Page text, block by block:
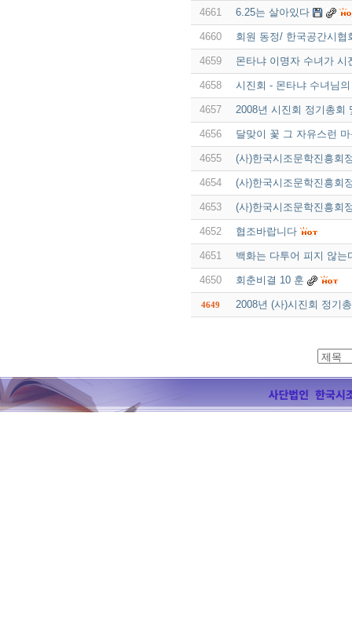
4661 6.25는 살아있다
4660 회원 동정/ 한국공간시
4659 몬타냐 이명자 수녀가 시
4658 시진회 - 몬타냐 수녀님
4657 2008년 시진회 정기총회
4656 달맞이 꽃 그 자유스런 마
4655 (사)한국시조문학진흥회
4654 (사)한국시조문학진흥회
4653 (사)한국시조문학진흥회
4652 협조바랍니다
4651 백화는 다투어 피지 않는
4650 회춘비결 10 훈
4649 2008년 (사)시진회 정기